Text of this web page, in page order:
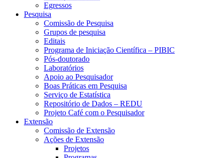
Egressos
Pesquisa
Comissão de Pesquisa
Grupos de pesquisa
Editais
Programa de Iniciação Científica – PIBIC
Pós-doutorado
Laboratórios
Apoio ao Pesquisador
Boas Práticas em Pesquisa
Serviço de Estatística
Repositório de Dados – REDU
Projeto Café com o Pesquisador
Extensão
Comissão de Extensão
Ações de Extensão
Projetos